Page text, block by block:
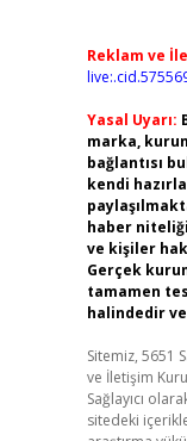
Reklam ve
Yasal Uyarı:
marka,
bağlantısı
kendi
haber
ve kişiler
Gerçek
tamamen
halindedir
Sitemiz, 5651
ve İletişim
Sağlayıcı
sitedeki